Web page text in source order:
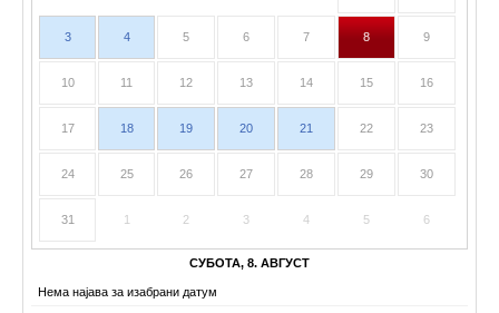
3 4 5 6 7 8 9
10 11 12 13 14 15 16
17 18 19 20 21 22 23
24 25 26 27 28 29 30
31 1 2 3 4 5 6
СУБОТА, 8. АВГУСТ
Нема најава за изабрани датум